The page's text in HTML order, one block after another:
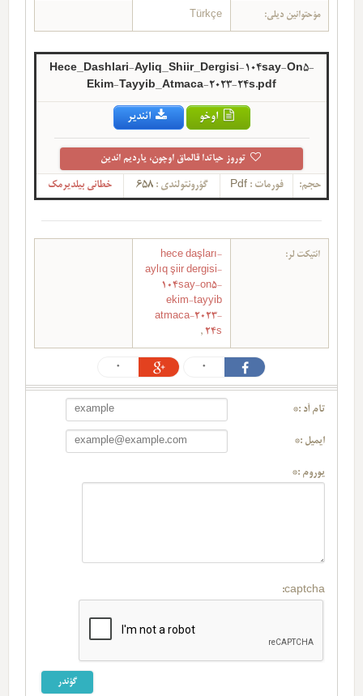
مؤحتوانین دیلی: Türkçe
Hece_Dashlari-Ayliq_Shiir_Dergisi-104say-On5-
Ekim-Tayyib_Atmaca-2023-24s.pdf
اوخو ائندیر
توروز حیاتدا قالماق اوچون، یاردیم ائدین
حجم: فورمات :Pdf گؤرونتولندی :658 خطانی بیلدیرمک
ائتیکت لر:
hece daşları-
aylıq şiir dergisi-
104say-on5-
ekim-tayyib
atmaca-2023-
24s
,
0
0
تام آد :*
ایمیل :*
یوروم :*
captcha: